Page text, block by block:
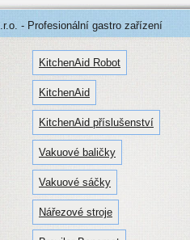
- Profesionální gastro zařízení
KitchenAid Robot
KitchenAid
KitchenAid příslušenství
Vakuové baličky
Vakuové sáčky
Nářezové stroje